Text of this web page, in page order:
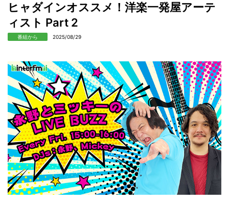
ヒャダインオススメ！洋楽一発屋アーテ
ィスト Part 2
番組から 2025/08/29